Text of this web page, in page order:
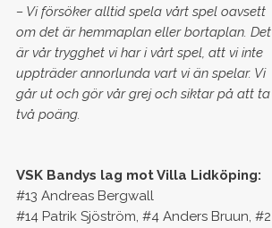
– Vi försöker alltid spela vårt spel oavsett
om det är hemmaplan eller bortaplan. Det
är vår trygghet vi har i vårt spel, att vi inte
uppträder annorlunda vart vi än spelar. Vi
går ut och gör vår grej och siktar på att ta
två poäng.
VSK Bandys lag mot Villa Lidköping:
#13 Andreas Bergwall
#14 Patrik Sjöström, #4 Anders Bruun, #2